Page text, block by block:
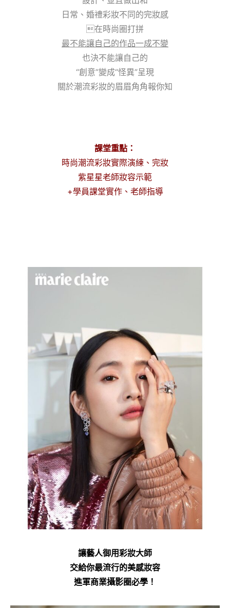
日常、婚禮彩妝不同的完妝感
在時尚圈打拼
最不能讓自己的作品一成不變
也決不能讓自己的
“創意”變成“怪異”呈現
關於潮流彩妝的眉眉角角報你知
課堂重點：
時尚潮流彩妝實際演練、完妝
紫星星老師妝容示範
+學員課堂實作、老師指導
讓藝人御用彩妝大師
交給你最流行的美感妝容
進軍商業攝影圈必學！